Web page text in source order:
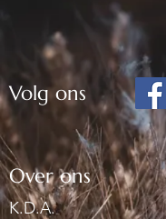
Volg ons
Over ons
K.D.A.